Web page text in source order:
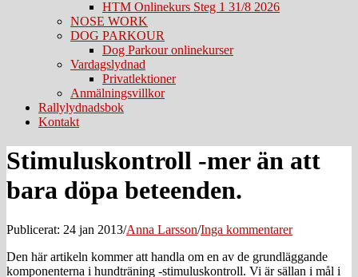
HTM Onlinekurs Steg 1 31/8 2026
NOSE WORK
DOG PARKOUR
Dog Parkour onlinekurser
Vardagslydnad
Privatlektioner
Anmälningsvillkor
Rallylydnadsbok
Kontakt
Stimuluskontroll -mer än att
bara döpa beteenden.
Publicerat: 24 jan 2013/Anna Larsson/Inga kommentarer
Den här artikeln kommer att handla om en av de grundläggande
komponenterna i hundträning -stimuluskontroll. Vi är sällan i mål i